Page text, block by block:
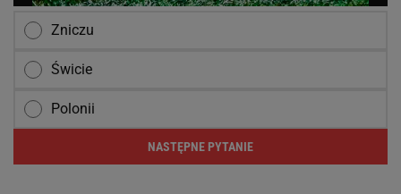
Zniczu
Świcie
Polonii
NASTĘPNE PYTANIE